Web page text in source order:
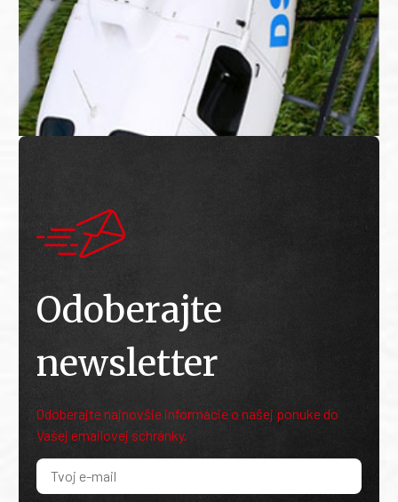
Odoberajte
newsletter
Odoberajte najnovšie informácie o našej ponuke do
Vašej emailovej schránky.